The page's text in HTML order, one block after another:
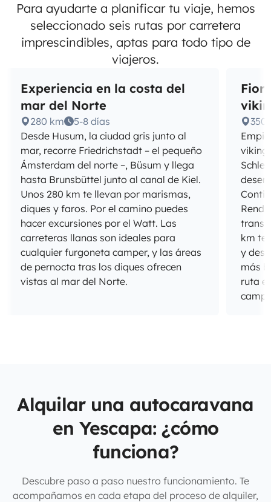
Para ayudarte a planificar tu viaje, hemos
seleccionado seis rutas por carretera
imprescindibles, aptas para todo tipo de
viajeros.
Experiencia en la costa del
mar del Norte
280 km
5-8 días
Desde Husum, la ciudad gris junto al
mar, recorre Friedrichstadt – el pequeño
Ámsterdam del norte –, Büsum y llega
hasta Brunsbüttel junto al canal de Kiel.
Unos 280 km te llevan por marismas,
diques y faros. Por el camino puedes
hacer excursiones por el Watt. Las
carreteras llanas son ideales para
cualquier furgoneta camper, y las áreas
de pernocta tras los diques ofrecen
vistas al mar del Norte.
350
km te
y
más
ruta
Alquilar una autocaravana
en Yescapa: ¿cómo
funciona?
Descubre paso a paso nuestro funcionamiento. Te
acompañamos en cada etapa del proceso de alquiler,